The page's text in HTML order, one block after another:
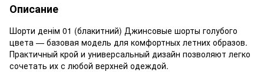
Описание
Шорти денім 01 (блакитний) Джинсовые шорты голубого
цвета — базовая модель для комфортных летних образов.
Практичный крой и универсальный дизайн позволяют легко
сочетать их с любой верхней одеждой.